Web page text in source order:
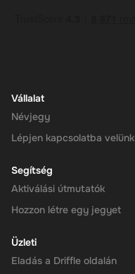
Vállalat
Névjegy
Lépjen kapcsolatba velünk
Segítség
Aktiválási útmutatók
Hozzon létre egy jegyet
Üzleti
Eladás a Driffle oldalán